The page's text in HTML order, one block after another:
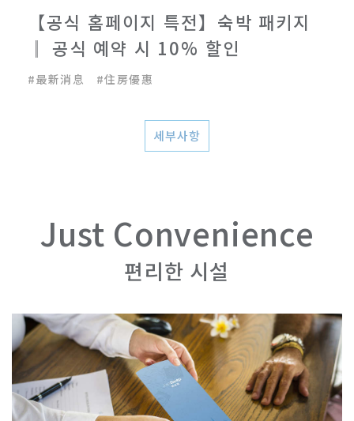
【공식 홈페이지 특전】숙박 패키지
║ 공식 예약 시 10% 할인
#最新消息 #住房優惠
세부사항
Just Convenience
편리한 시설